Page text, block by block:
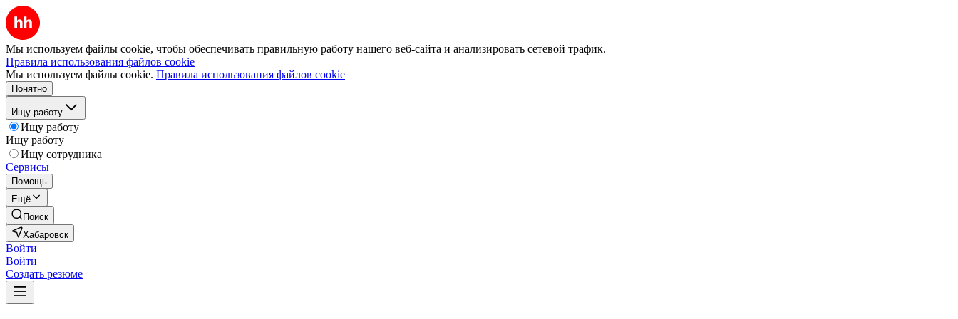
Мы используем файлы cookie, чтобы обеспечивать правильную работу нашего веб-сайта и анализировать сетевой трафик.
Правила использования файлов cookie
Мы используем файлы cookie. Правила использования файлов cookie
Понятно
Ищу работу
Ищу работу
Ищу работу
Ищу сотрудника
Сервисы
Помощь
Ещё
Поиск
Хабаровск
Войти
Войти
Создать резюме